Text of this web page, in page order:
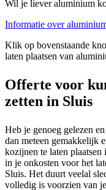
Wil je liever aluminium
Informatie over
Klik op bovenstaande
laten plaatsen van
Offerte voor
zetten in Sluis
Heb je genoeg gelezen
dan meteen gemakkelijk
kozijnen te laten
in je onkosten voor het
Sluis. Het duurt veelal
volledig is voorzien van